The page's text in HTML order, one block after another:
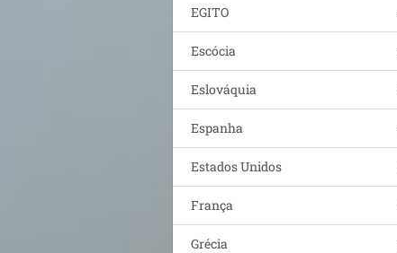
EGITO
Escócia
Eslováquia
Espanha
Estados Unidos
França
Grécia